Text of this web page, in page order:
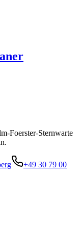
Foerster-Sternwarte
+49 30 79 00